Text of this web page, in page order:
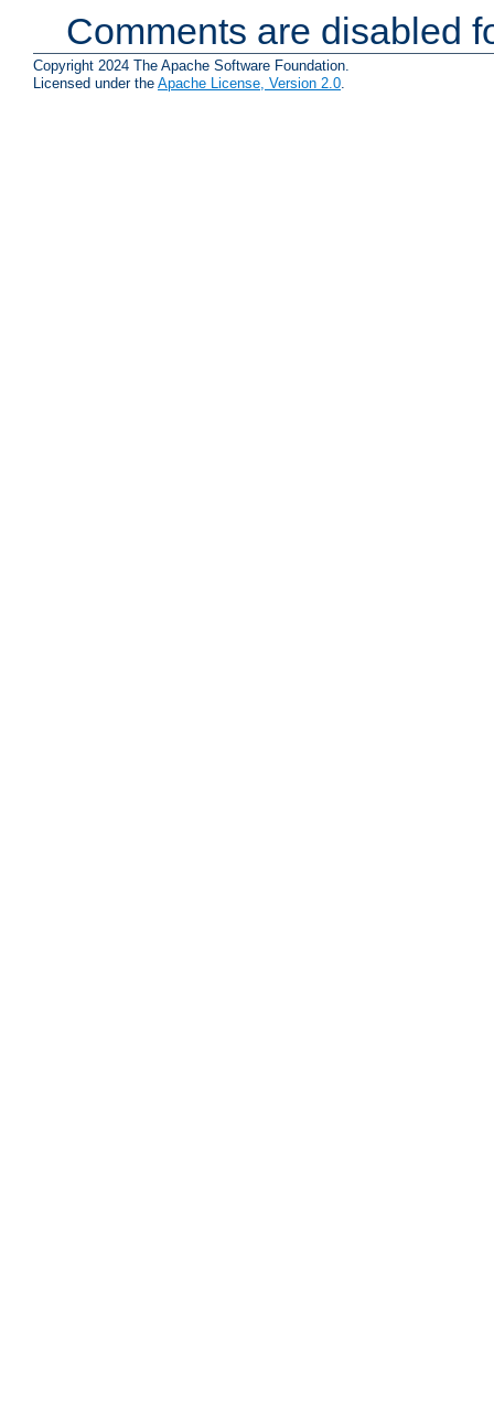
Comments are disabled
Copyright 2024 The Apache Software Foundation.
Licensed under the Apache License, Version 2.0.